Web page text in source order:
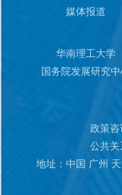
媒体报道
华南理工大学
国务院发展研究
政策
公共
地址： 中国 广州